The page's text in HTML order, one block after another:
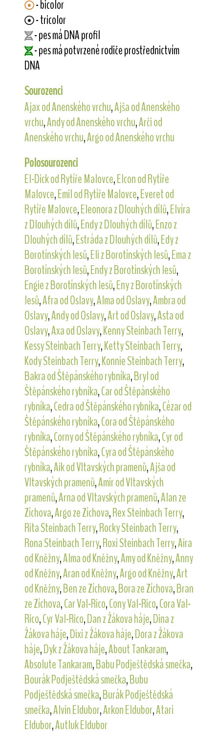
- bicolor
- tricolor
- pes má DNA profil
- pes má potvrzené rodiče prostřednictvím
DNA
Sourozenci
Ajax od Anenského vrchu,Ajša od Anenského
vrchu,Andy od Anenského vrchu,Arči od
Anenského vrchu,Argo od Anenského vrchu
Polosourozenci
El-Dick od Rytíře Malovce,Elcon od Rytíře
Malovce,Emil od Rytíře Malovce,Everet od
Rytíře Malovce,Eleonora z Dlouhých dílů,Elvíra
z Dlouhých dílů,Endy z Dlouhých dílů,Enzo z
Dlouhých dílů,Estráda z Dlouhých dílů,Edy z
Borotínských lesů,Eli z Borotínských lesů,Ema z
Borotínských lesů,Endy z Borotínských lesů,
Engie z Borotínských lesů,Eny z Borotínských
lesů,Afra od Oslavy,Alma od Oslavy,Ambra od
Oslavy,Andy od Oslavy,Art od Oslavy,Asta od
Oslavy,Axa od Oslavy,Kenny Steinbach Terry,
Kessy Steinbach Terry,Ketty Steinbach Terry,
Kody Steinbach Terry,Konnie Steinbach Terry,
Bakra od Štěpánského rybníka,Bryl od
Štěpánského rybníka,Car od Štěpánského
rybníka,Cedra od Štěpánského rybníka,Cézar od
Štěpánského rybníka,Cora od Štěpánského
rybníka,Corny od Štěpánského rybníka,Cyr od
Štěpánského rybníka,Cyra od Štěpánského
rybníka,Aik od Vltavských pramenů,Ajša od
Vltavských pramenů,Amir od Vltavských
pramenů,Arna od Vltavských pramenů,Alan ze
Zíchova,Argo ze Zíchova,Rex Steinbach Terry,
Rita Steinbach Terry,Rocky Steinbach Terry,
Rona Steinbach Terry,Roxi Steinbach Terry,Aira
od Kněžny,Alma od Kněžny,Amy od Kněžny,Anny
od Kněžny,Aran od Kněžny,Argo od Kněžny,Art
od Kněžny,Ben ze Zíchova,Bora ze Zíchova,Bran
ze Zíchova,Car Val-Rico,Cony Val-Rico,Cora Val-
Rico,Cyr Val-Rico,Dan z Žákova háje,Dina z
Žákova háje,Dixi z Žákova háje,Dora z Žákova
háje,Dyk z Žákova háje,About Tankaram,
Absolute Tankaram,Babu Podještědská smečka,
Bourák Podještědská smečka,Bubu
Podještědská smečka,Burák Podještědská
smečka,Alvin Eldubor,Arkon Eldubor,Atari
Eldubor,Autluk Eldubor